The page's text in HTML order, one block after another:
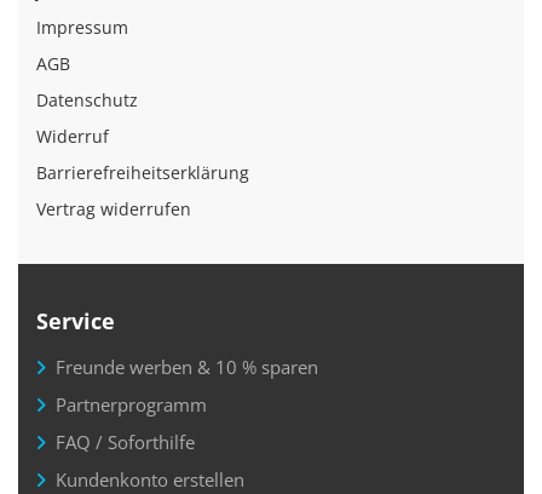
Impressum
AGB
Datenschutz
Widerruf
Barrierefreiheitserklärung
Vertrag widerrufen
Service
Freunde werben & 10 % sparen
Partnerprogramm
FAQ / Soforthilfe
Kundenkonto erstellen